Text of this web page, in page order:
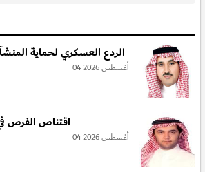
الردع العسكري لحماية
04 أغسطس 2026
اقتناص الفرص
04 أغسطس 2026